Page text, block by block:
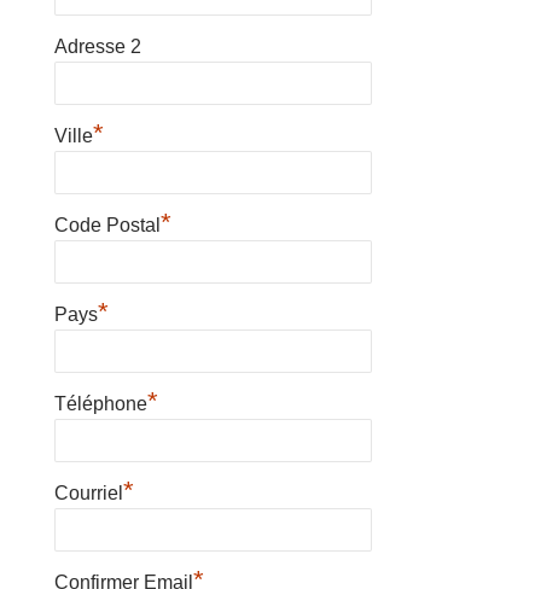
Adresse 2
Ville*
Code Postal *
Pays*
Téléphone*
Courriel *
Confirmer Email *